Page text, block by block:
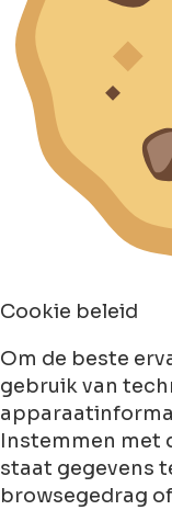
Cookie beleid
Om de beste
gebruik van
Instemmen met
staat gegevens
browsegedrag